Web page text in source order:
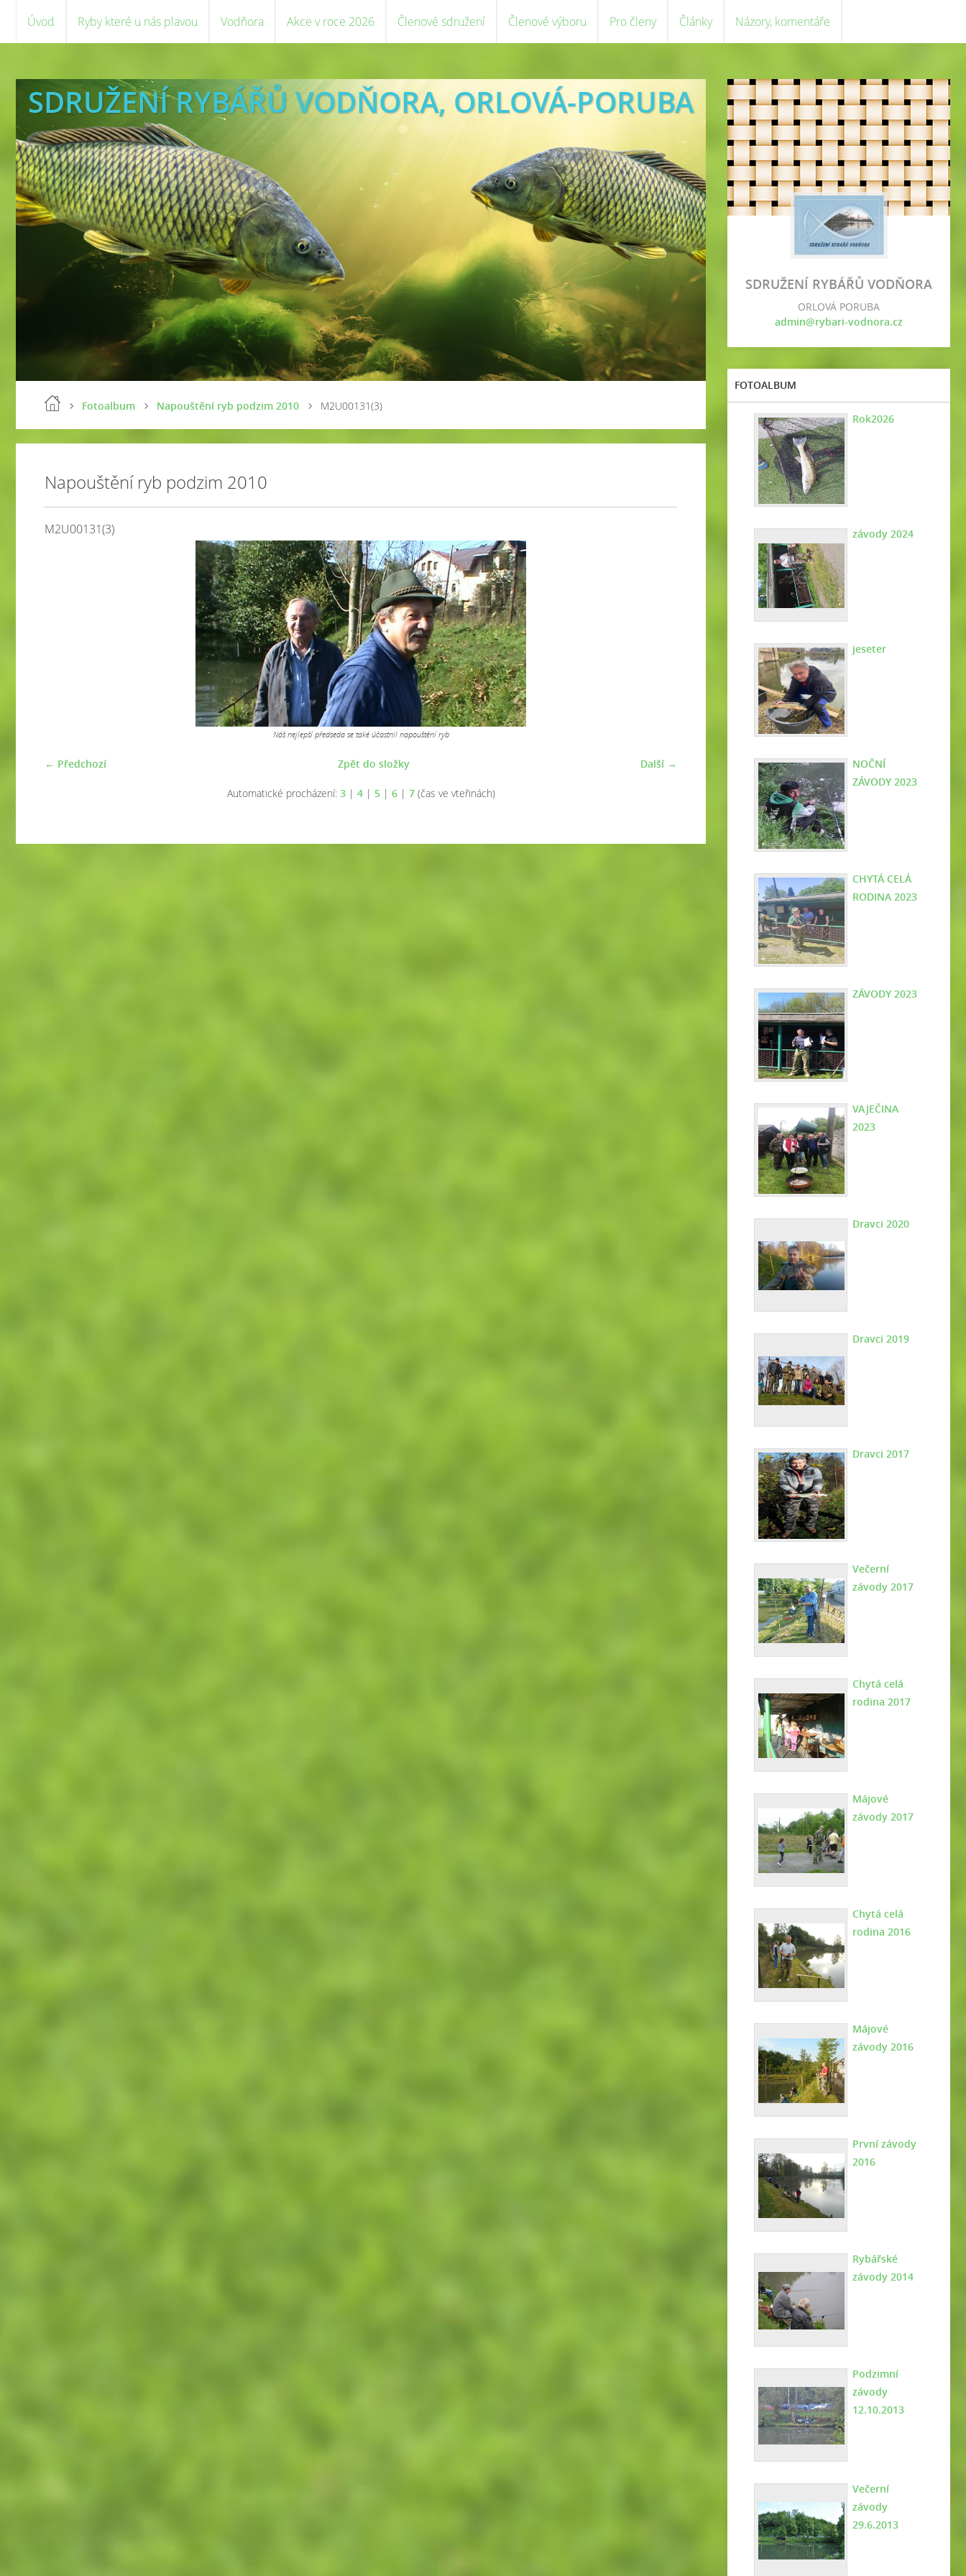
Úvod Ryby které u nás plavou Vodňora Akce v roce 2026 Členové sdružení Členové výboru Pro členy Články Názory, komentáře
SDRUŽENÍ RYBÁŘŮ VODŇORA, ORLOVÁ-PORUBA
Fotoalbum Napouštění ryb podzim 2010 M2U00131(3)
Napouštění ryb podzim 2010
M2U00131(3)
Náš nejlepší předseda se také účastnil napouštění ryb
← Předchozí Další →
Zpět do složky
Automatické procházení: 3| 4| 5| 6| 7(čas ve vteřinách)
SDRUŽENÍ RYBÁŘŮ VODŇORA
ORLOVÁ PORUBA
admin@rybari-vodnora.cz
FOTOALBUM
Rok2026
závody 2024
jeseter
NOČNÍ
ZÁVODY 2023
CHYTÁ CELÁ
RODINA 2023
ZÁVODY 2023
VAJEČINA
2023
Dravci 2020
Dravci 2019
Dravci 2017
Večerní
závody 2017
Chytá celá
rodina 2017
Májové
závody 2017
Chytá celá
rodina 2016
Májové
závody 2016
První závody
2016
Rybářské
závody 2014
Podzimní
závody
12.10.2013
Večerní
závody
29.6.2013